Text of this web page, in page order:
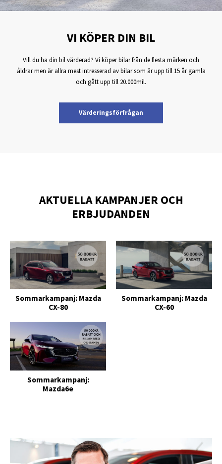
VI KÖPER DIN BIL
Vill du ha din bil värderad? Vi köper bilar från de flesta märken och
åldrar men är allra mest intresserad av bilar som är upp till 15 år gamla
och gått upp till 20.000mil.
Värderingsförfrågan
AKTUELLA KAMPANJER OCH
ERBJUDANDEN
Sommarkampanj: Mazda
CX-80
Sommarkampanj: Mazda
CX-60
Sommarkampanj:
Mazda6e